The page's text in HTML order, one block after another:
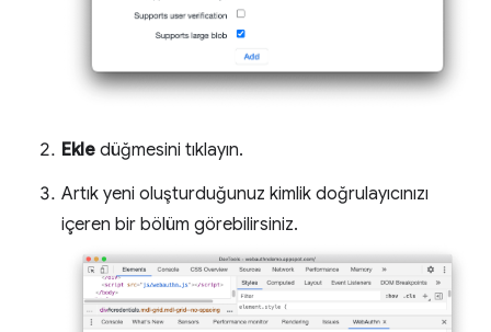
Ekle düğmesini tıklayın.
Artık yeni oluşturduğunuz kimlik doğrulayıcınızı
içeren bir bölüm görebilirsiniz.